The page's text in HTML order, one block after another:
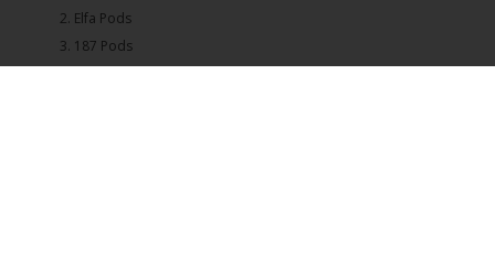
2.⁠ ⁠⁠Elfa Pods
3.⁠ ⁠⁠187 Pods